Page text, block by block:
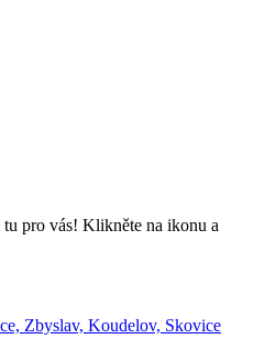
pro vás! Klikněte na ikonu a
Zbyslav, Koudelov, Skovice